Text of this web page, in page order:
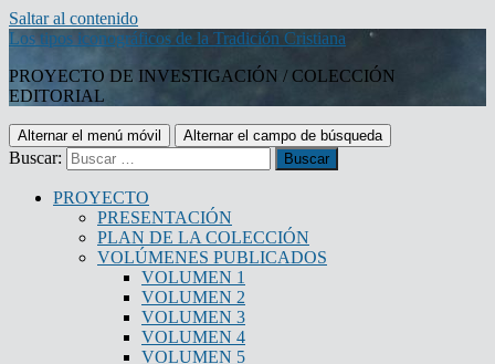
Saltar al contenido
Los tipos iconográficos de la Tradición Cristiana
PROYECTO DE INVESTIGACIÓN / COLECCIÓN
EDITORIAL
Alternar el menú móvil Alternar el campo de búsqueda
Buscar:
PROYECTO
PRESENTACIÓN
PLAN DE LA COLECCIÓN
VOLÚMENES PUBLICADOS
VOLUMEN 1
VOLUMEN 2
VOLUMEN 3
VOLUMEN 4
VOLUMEN 5